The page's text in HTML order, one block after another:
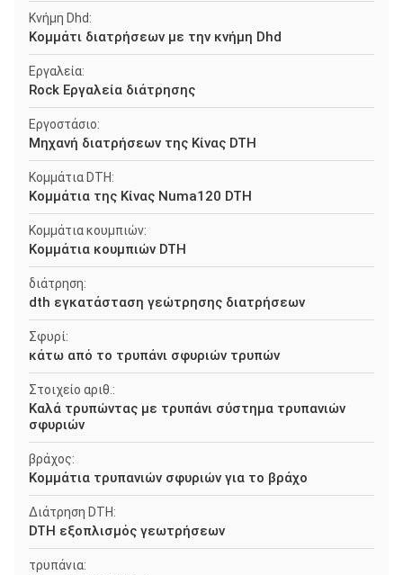
Κνήμη Dhd:
Κομμάτι διατρήσεων με την κνήμη Dhd
Εργαλεία:
Rock Εργαλεία διάτρησης
Εργοστάσιο:
Μηχανή διατρήσεων της Κίνας DTH
Κομμάτια DTH:
Κομμάτια της Κίνας Numa120 DTH
Κομμάτια κουμπιών:
Κομμάτια κουμπιών DTH
διάτρηση:
dth εγκατάσταση γεώτρησης διατρήσεων
Σφυρί:
κάτω από το τρυπάνι σφυριών τρυπών
Στοιχείο αριθ.:
Καλά τρυπώντας με τρυπάνι σύστημα τρυπανιών
σφυριών
βράχος:
Κομμάτια τρυπανιών σφυριών για το βράχο
Διάτρηση DTH:
DTH εξοπλισμός γεωτρήσεων
τρυπάνια: